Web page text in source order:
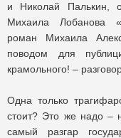
и Николай Палькин,
Михаила Лобанова
роман Михаила
поводом для
крамольного! –
Одна только
стоит? Это же надо –
самый разгар